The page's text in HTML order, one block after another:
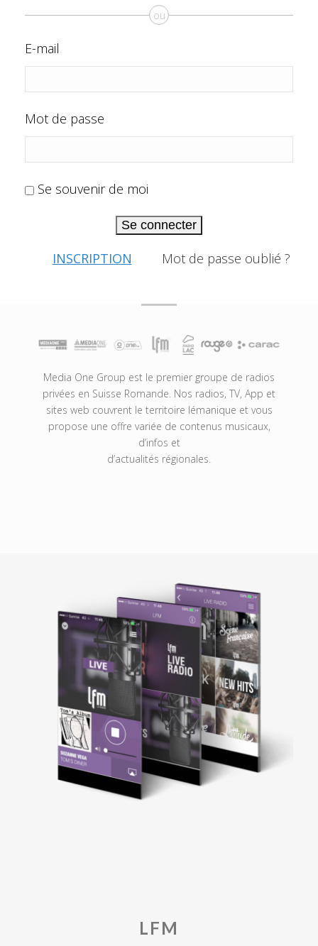
ou
E-mail
Mot de passe
Se souvenir de moi
Se connecter
INSCRIPTION Mot de passe oublié ?
Media One Group est le premier groupe de radios
privées en Suisse Romande. Nos radios, TV, App et
sites web couvrent le territoire lémanique et vous
propose une offre variée de contenus musicaux,
d’infos et
d’actualités régionales.
LFM